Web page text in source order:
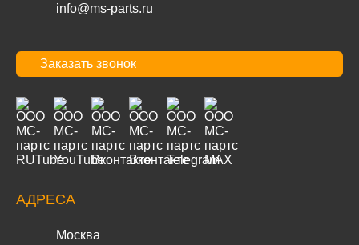
info@ms-parts.ru
Заказать звонок
АДРЕСА
Москва